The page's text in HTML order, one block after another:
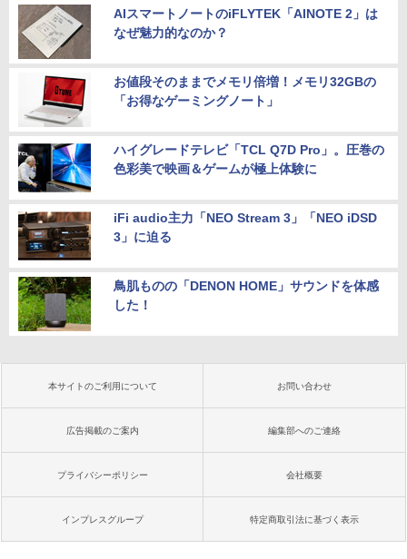
AIスマートノートのiFLYTEK「AINOTE 2」は
なぜ魅力的なのか？
お値段そのままでメモリ倍増！メモリ32GBの
「お得なゲーミングノート」
ハイグレードテレビ「TCL Q7D Pro」。圧巻の
色彩美で映画＆ゲームが極上体験に
iFi audio主力「NEO Stream 3」「NEO iDSD
3」に迫る
鳥肌ものの「DENON HOME」サウンドを体感
した！
本サイトのご利用について お問い合わせ
広告掲載のご案内 編集部へのご連絡
プライバシーポリシー 会社概要
インプレスグループ 特定商取引法に基づく表示